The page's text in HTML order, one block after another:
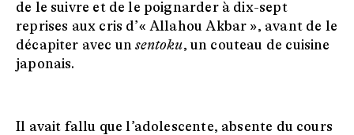
de le suivre et de le poignarder à dix-sept
reprises aux cris d’« Allahou Akbar », avant de le
décapiter avec unsentoku, un couteau de cuisine
japonais.
Il avait fallu que l’adolescente, absente du cours